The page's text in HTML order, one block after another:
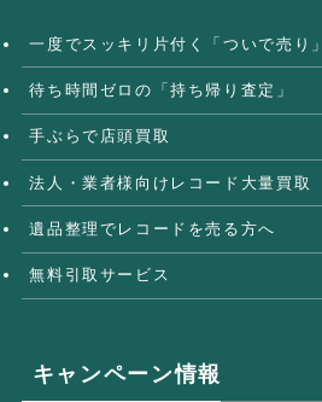
一度でスッキリ片付く「ついで売り」
待ち時間ゼロの「持ち帰り査定」
手ぶらで店頭買取
法人・業者様向けレコード大量買取
遺品整理でレコードを売る方へ
無料引取サービス
キャンペーン情報